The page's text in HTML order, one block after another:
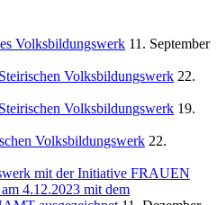
Volksbildungswerk 11. September
Volksbildungswerk 22.
Volksbildungswerk 19.
Volksbildungswerk 22.
mit der Initiative FRAUEN
4.12.2023 mit dem